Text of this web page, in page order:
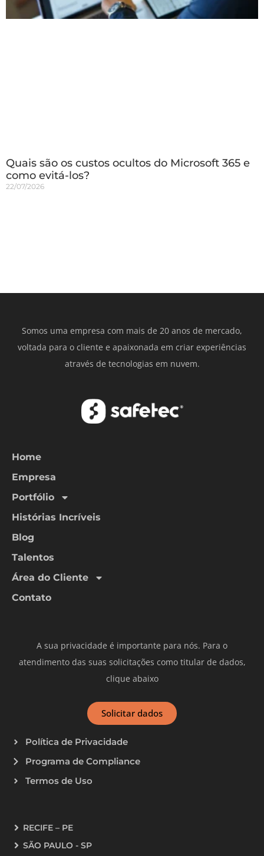
Quais são os custos ocultos do Microsoft 365 e
como evitá-los?
22/07/2026
Somos uma empresa com mais de 20 anos de mercado,
voltada para o cliente e apaixonada em criar experiências
através de tecnologias em nuvem.
Home
Empresa
Portfólio
Histórias Incríveis
Blog
Talentos
Área do Cliente
Contato
A sua privacidade é importante para nós. Para o
atendimento das suas solicitações como titular de dados,
clique abaixo
Solicitar dados
Política de Privacidade
Programa de Compliance
Termos de Uso
RECIFE – PE
SÃO PAULO - SP